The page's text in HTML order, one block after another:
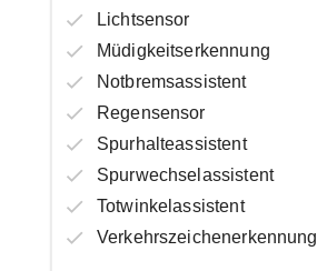
Lichtsensor
Müdigkeitserkennung
Notbremsassistent
Regensensor
Spurhalteassistent
Spurwechselassistent
Totwinkelassistent
Verkehrszeichenerkennung